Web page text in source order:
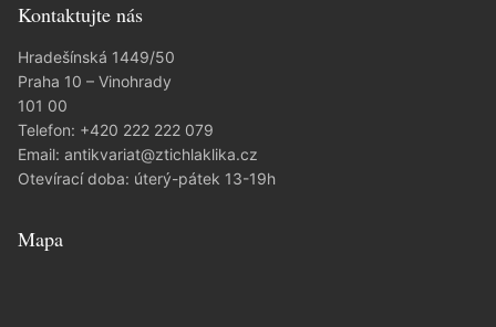
Kontaktujte nás
Hradešínská 1449/50
Praha 10 – Vinohrady
101 00
Telefon: +420 222 222 079
Email: antikvariat@ztichlaklika.cz
Otevírací doba: úterý-pátek 13-19h
Mapa